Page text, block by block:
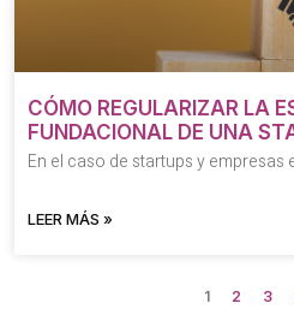
CÓMO REGULARIZAR LA
FUNDACIONAL DE UNA
En el caso de startups y
LEER MÁS »
1 2 3